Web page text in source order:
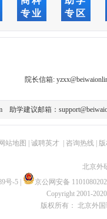
专业
专区
院长信箱:
助学建议邮箱：
网站地图 诚聘英才| 咨询热线|
北京外
号-5
京公网安备
Copyright 2001-
版权所有： 北京外